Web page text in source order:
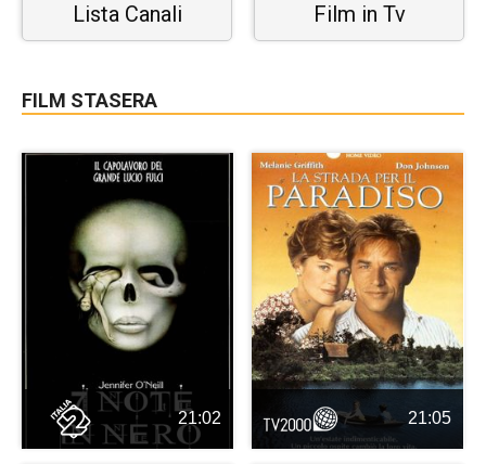
Lista Canali Film in Tv
FILM STASERA
21:02 21:05